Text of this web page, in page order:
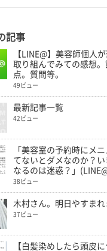
記事
【LINE@】美容師個人
取り組んでみての感想
点。質問等。
49ビュー
最新記事一覧
42ビュー
「美容室の予約時にメ
てないとダメなのか？い
なるのは迷惑？」
38ビュー
木村さん。明日やすまれ
37ビュー
【白髪染めしたら頭皮に